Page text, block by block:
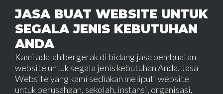
JASA BUAT WEBSITE UNTUK
SEGALA JENIS KEBUTUHAN
ANDA
Kami adalah bergerak di bidang jasa pembuatan
website untuk segala jenis kebutuhan Anda. Jasa
Website yang kami sediakan meliputi website
untuk perusahaan, sekolah, instansi, organisasi,